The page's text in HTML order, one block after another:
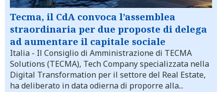
Tecma, il CdA convoca l’assemblea
straordinaria per due proposte di delega
ad aumentare il capitale sociale
Italia - Il Consiglio di Amministrazione di TECMA
Solutions (TECMA), Tech Company specializzata nella
Digital Transformation per il settore del Real Estate,
ha deliberato in data odierna di proporre alla...